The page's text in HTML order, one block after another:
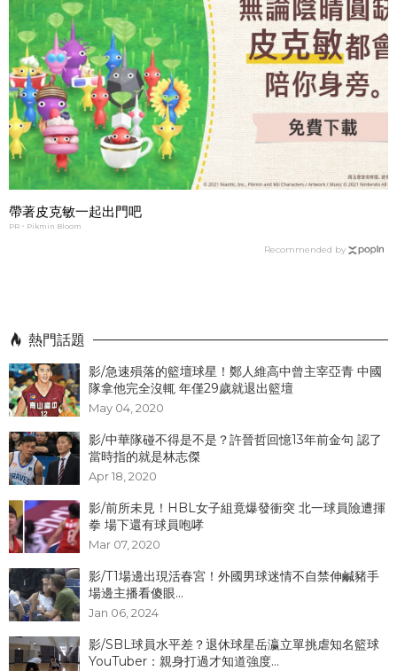
帶著皮克敏一起出門吧
PR・Pikmin Bloom
Recommended by
熱門話題
影/急速殞落的籃壇球星！鄭人維高中曾主宰亞青 中國
隊拿他完全沒輒 年僅29歲就退出籃壇
May 04, 2020
影/中華隊碰不得是不是？許晉哲回憶13年前金句 認了
當時指的就是林志傑
Apr 18, 2020
影/前所未見！HBL女子組竟爆發衝突 北一球員險遭揮
拳 場下還有球員咆哮
Mar 07, 2020
影/T1場邊出現活春宮！外國男球迷情不自禁伸鹹豬手
場邊主播看傻眼...
Jan 06, 2024
影/SBL球員水平差？退休球星岳瀛立單挑虐知名籃球
YouTuber：親身打過才知道強度...